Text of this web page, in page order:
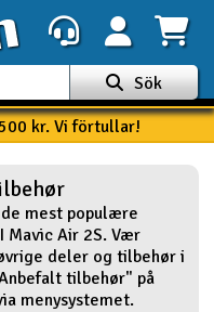
Sök
kr. Vi förtullar!
mest populære
Mavic Air 2S. Vær
deler og tilbehør i
tilbehør" på
menysystemet.